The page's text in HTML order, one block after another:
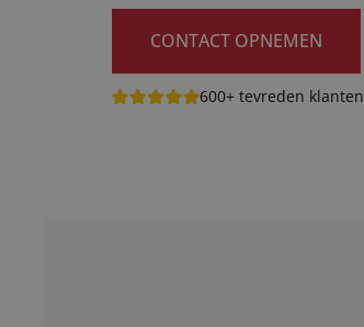
CONTACT OPNEMEN
600+ tevreden klanten